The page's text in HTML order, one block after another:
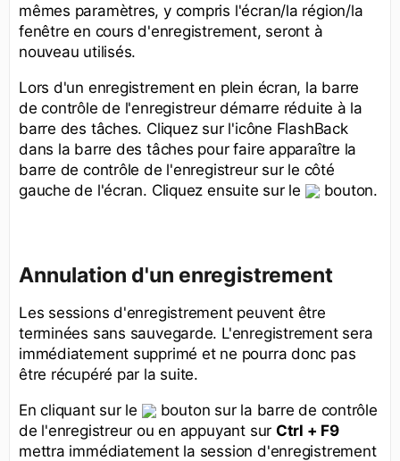
mêmes paramètres, y compris l'écran/la région/la
fenêtre en cours d'enregistrement, seront à
nouveau utilisés.
Lors d'un enregistrement en plein écran, la barre
de contrôle de l'enregistreur démarre réduite à la
barre des tâches. Cliquez sur l'icône FlashBack
dans la barre des tâches pour faire apparaître la
barre de contrôle de l'enregistreur sur le côté
gauche de l'écran. Cliquez ensuite sur le
bouton.
Annulation d'un enregistrement
Les sessions d'enregistrement peuvent être
terminées sans sauvegarde. L'enregistrement sera
immédiatement supprimé et ne pourra donc pas
être récupéré par la suite.
En cliquant sur le
bouton sur la barre de contrôle
de l'enregistreur ou en appuyant sur Ctrl + F9
mettra immédiatement la session d'enregistrement